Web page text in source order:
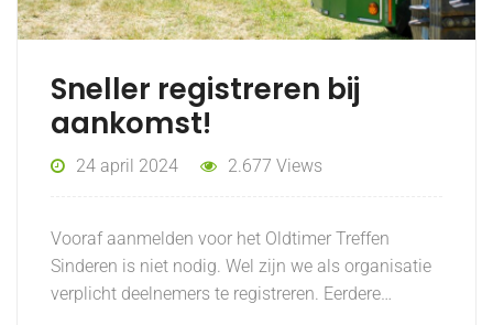
Sneller registreren bij
aankomst!
24 april 2024 2.677 Views
Vooraf aanmelden voor het Oldtimer Treffen
Sinderen is niet nodig. Wel zijn we als organisatie
verplicht deelnemers te registreren. Eerdere…